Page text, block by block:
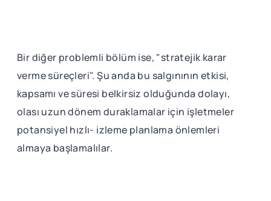
Bir diğer problemli bölüm ise, "stratejik karar
verme süreçleri". Şu anda bu salgınının etkisi,
kapsamı ve süresi belkirsiz olduğunda dolayı,
olası uzun dönem duraklamalar için işletmeler
potansiyel hızlı- izleme planlama önlemleri
almaya başlamalılar.